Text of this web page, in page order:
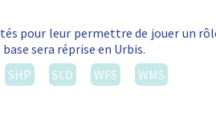
pour leur permettre de jouer un
sera réprise en Urbis.
SHP SLD WFS WMS